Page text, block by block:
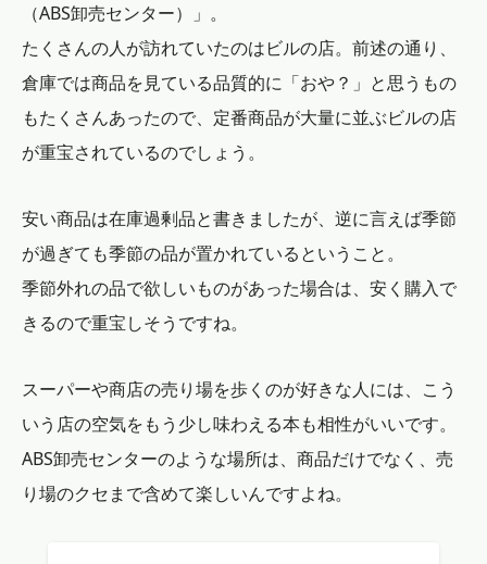
（ABS卸売センター）」。
たくさんの人が訪れていたのはビルの店。前述の通り、
倉庫では商品を見ている品質的に「おや？」と思うもの
もたくさんあったので、定番商品が大量に並ぶビルの店
が重宝されているのでしょう。
安い商品は在庫過剰品と書きましたが、逆に言えば季節
が過ぎても季節の品が置かれているということ。
季節外れの品で欲しいものがあった場合は、安く購入で
きるので重宝しそうですね。
スーパーや商店の売り場を歩くのが好きな人には、こう
いう店の空気をもう少し味わえる本も相性がいいです。
ABS卸売センターのような場所は、商品だけでなく、売
り場のクセまで含めて楽しいんですよね。